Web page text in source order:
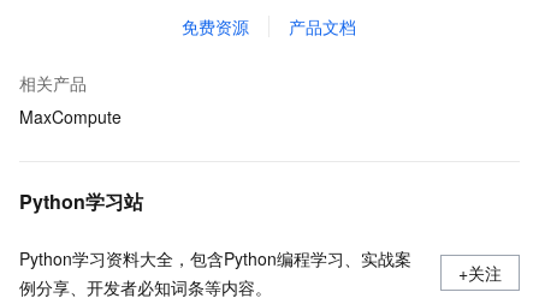
免费资源 产品文档
相关产品
MaxCompute
Python学习站
Python学习资料大全，包含Python编程学习、实战案
例分享、开发者必知词条等内容。
+关注